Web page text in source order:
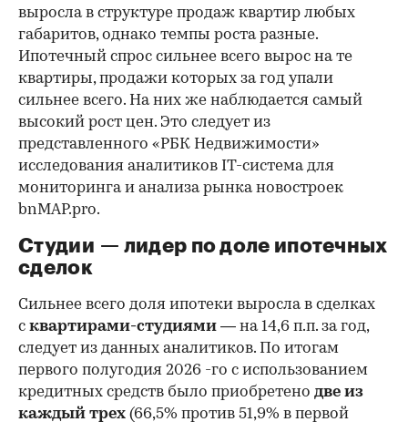
выросла в структуре продаж квартир любых
габаритов, однако темпы роста разные.
Ипотечный спрос сильнее всего вырос на те
квартиры, продажи которых за год упали
сильнее всего. На них же наблюдается самый
высокий рост цен. Это следует из
представленного «РБК Недвижимости»
исследования аналитиков IT-система для
мониторинга и анализа рынка новостроек
bnMAP.pro.
Студии — лидер по доле ипотечных
сделок
Сильнее всего доля ипотеки выросла в сделках
с квартирами-студиями — на 14,6 п.п. за год,
следует из данных аналитиков. По итогам
первого полугодия 2026 -го с использованием
кредитных средств было приобретено две из
каждый трех (66,5% против 51,9% в первой